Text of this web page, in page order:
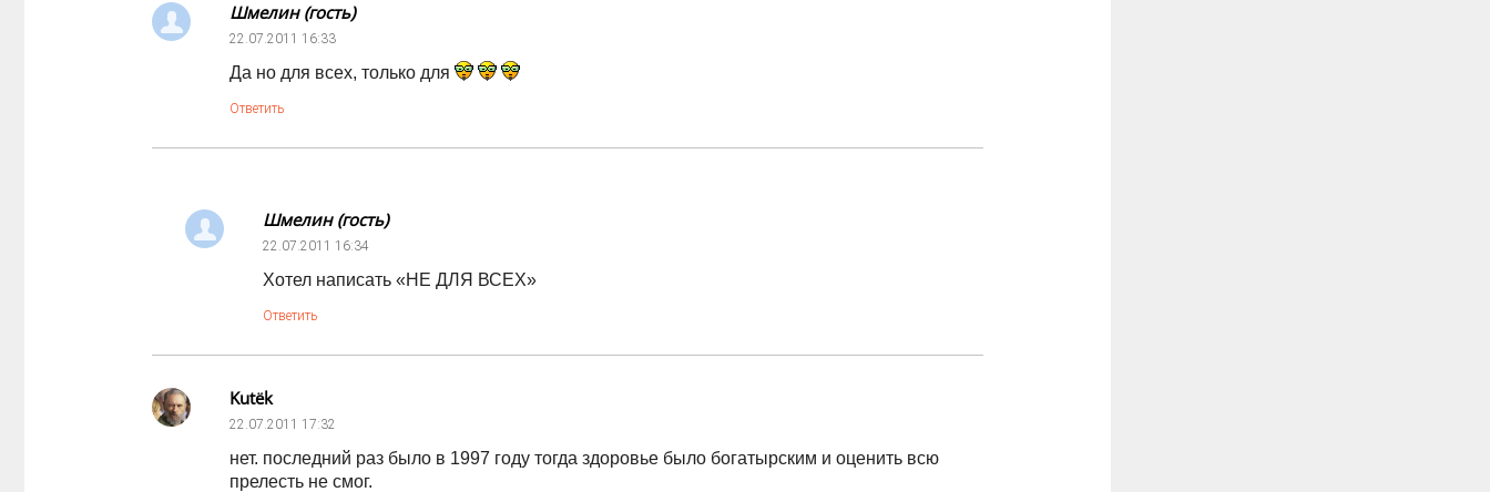
Шмелин (гость)
22.07.2011 16:33
Да но для всех, только для
Ответить
Шмелин (гость)
22.07.2011 16:34
Хотел написать «НЕ ДЛЯ ВСЕХ»
Ответить
Kutёk
22.07.2011 17:32
нет. последний раз было в 1997 году тогда здоровье было богатырским и оценить всю
прелесть не смог.